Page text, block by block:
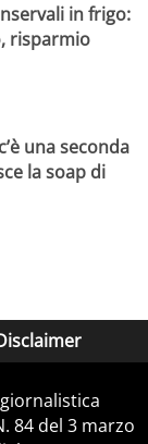
in frigo:
risparmio
una seconda
la soap di
84 del 3 marzo